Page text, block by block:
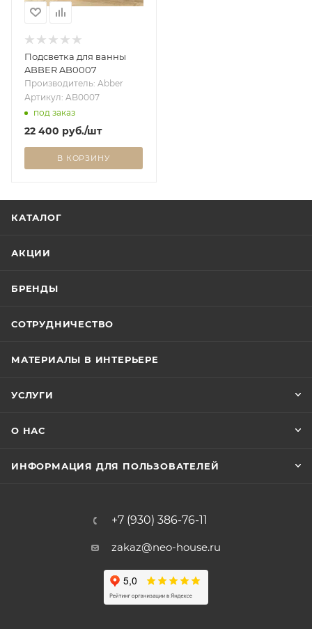
Подсветка для ванны
ABBER AB0007
Производитель: Abber
Артикул: AB0007
под заказ
22 400 руб./шт
В КОРЗИНУ
КАТАЛОГ
АКЦИИ
БРЕНДЫ
СОТРУДНИЧЕСТВО
МАТЕРИАЛЫ В ИНТЕРЬЕРЕ
УСЛУГИ
О НАС
ИНФОРМАЦИЯ ДЛЯ ПОЛЬЗОВАТЕЛЕЙ
+7 (930) 386-76-11
zakaz@neo-house.ru